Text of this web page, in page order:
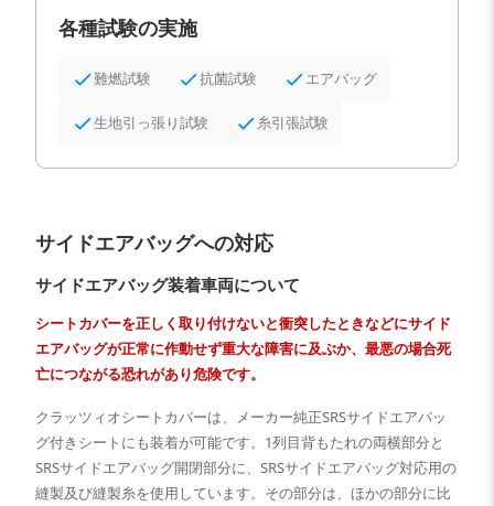
各種試験の実施
難燃試験 抗菌試験 エアバッグ
生地引っ張り試験 糸引張試験
サイドエアバッグへの対応
サイドエアバッグ装着車両について
シートカバーを正しく取り付けないと衝突したときなどにサイド
エアバッグが正常に作動せず重大な障害に及ぶか、最悪の場合死
亡につながる恐れがあり危険です。
クラッツィオシートカバーは、メーカー純正SRSサイドエアバッ
グ付きシートにも装着が可能です。1列目背もたれの両横部分と
SRSサイドエアバッグ開閉部分に、SRSサイドエアバッグ対応用の
縫製及び縫製糸を使用しています。その部分は、ほかの部分に比